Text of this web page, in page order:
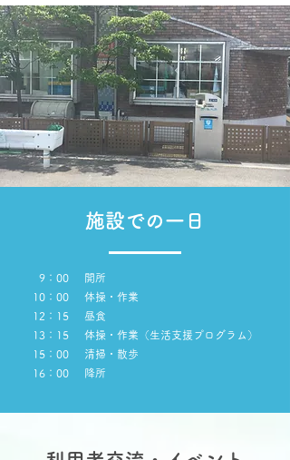
施設での一日
9：00
10：00
12：15
​13：15
15：00
​16：00
開所
体操・作業
昼食
体操・作業（生活支援プログラム）
清掃・散歩
​降所